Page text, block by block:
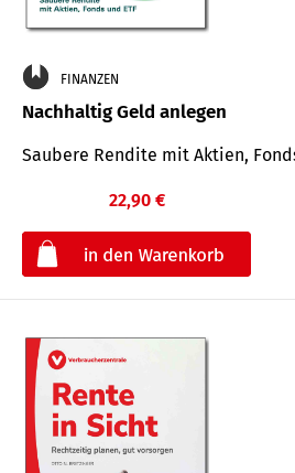
FINANZEN
Nachhaltig Geld anlegen
Saubere Rendite mit Aktien,
22,90 €